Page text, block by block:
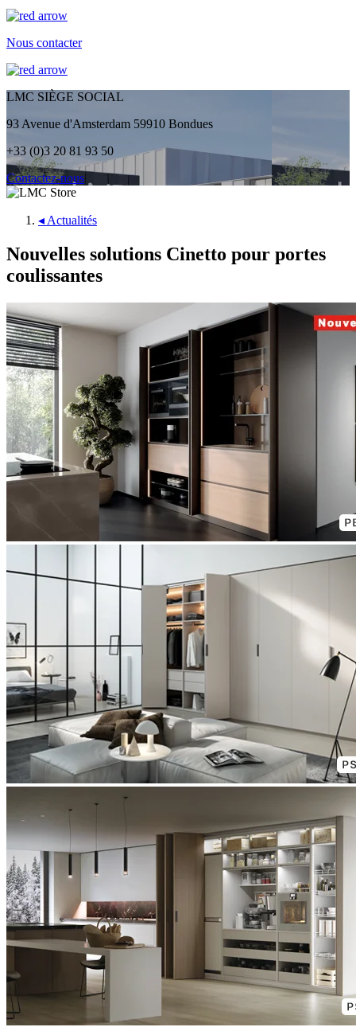
Nous contacter
LMC SIÈGE SOCIAL
93 Avenue d'Amsterdam 59910 Bondues
+33 (0)3 20 81 93 50
Contactez-nous
◂ Actualités
Nouvelles solutions Cinetto pour portes
coulissantes